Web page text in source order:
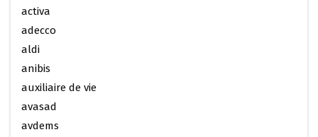
activa
adecco
aldi
anibis
auxiliaire de vie
avasad
avdems